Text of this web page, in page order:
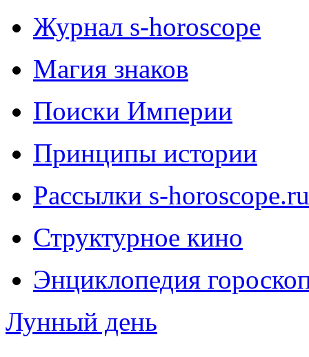
Журнал s-horoscope
Магия знаков
Поиски Империи
Принципы истории
Рассылки s-horoscope.ru
Структурное кино
Энциклопедия
Лунный день